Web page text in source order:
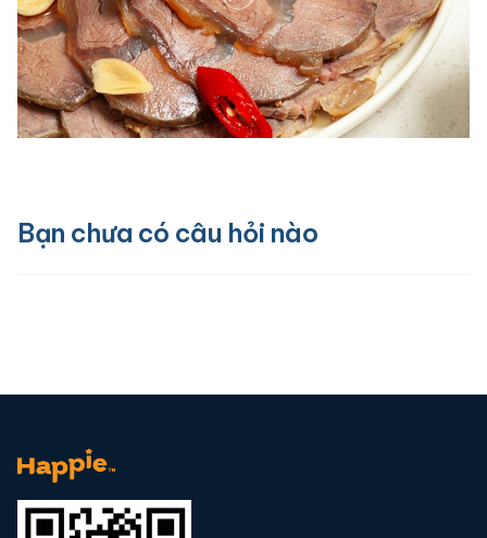
Bạn chưa có câu hỏi nào